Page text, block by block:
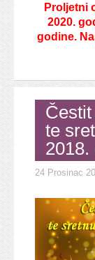
Proljetni
2020.
godine.
te
2018.
24 Prosinac